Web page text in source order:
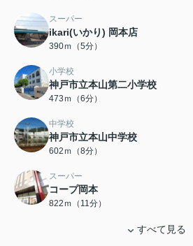
スーパー
ikari(いかり) 岡本店
390ｍ（5分）
小学校
神戸市立本山第二小学校
473ｍ（6分）
中学校
神戸市立本山中学校
602ｍ（8分）
スーパー
コープ岡本
822ｍ（11分）
すべて見る